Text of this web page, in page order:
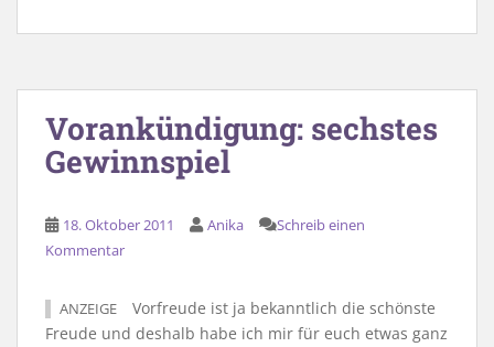
Vorankündigung: sechstes
Gewinnspiel
18. Oktober 2011 Anika
Schreib einen
Kommentar
ANZEIGE
Vorfreude ist ja bekanntlich die schönste
Freude und deshalb habe ich mir für euch etwas ganz